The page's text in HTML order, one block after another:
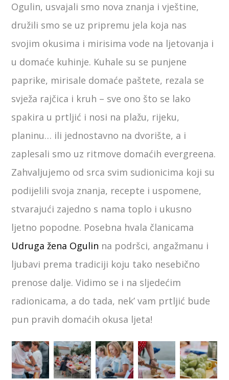
Ogulin, usvajali smo nova znanja i vještine,
družili smo se uz pripremu jela koja nas
svojim okusima i mirisima vode na ljetovanja i
u domaće kuhinje. Kuhale su se punjene
paprike, mirisale domaće paštete, rezala se
svježa rajčica i kruh – sve ono što se lako
spakira u prtljić i nosi na plažu, rijeku,
planinu… ili jednostavno na dvorište, a i
zaplesali smo uz ritmove domaćih evergreena.
Zahvaljujemo od srca svim sudionicima koji su
podijelili svoja znanja, recepte i uspomene,
stvarajući zajedno s nama toplo i ukusno
ljetno popodne. Posebna hvala članicama
Udruga žena Ogulin na podršci, angažmanu i
ljubavi prema tradiciji koju tako nesebično
prenose dalje. Vidimo se i na sljedećim
radionicama, a do tada, nek’ vam prtljić bude
pun pravih domaćih okusa ljeta!